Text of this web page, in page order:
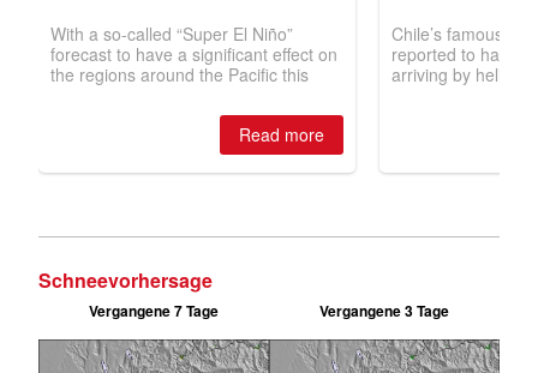
Schneevorhersage
Vergangene 7 Tage Vergangene 3 Tage